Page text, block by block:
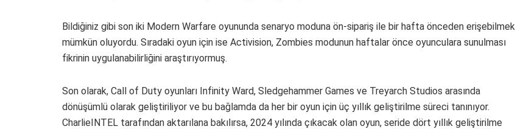
Bildiğiniz gibi son iki Modern Warfare oyununda senaryo moduna ön-sipariş ile bir hafta önceden erişebilmek
mümkün oluyordu. Sıradaki oyun için ise Activision, Zombies modunun haftalar önce oyunculara sunulması
fikrinin uygulanabilirliğini araştırıyormuş.
Son olarak, Call of Duty oyunları Infinity Ward, Sledgehammer Games ve Treyarch Studios arasında
dönüşümlü olarak geliştiriliyor ve bu bağlamda da her bir oyun için üç yıllık geliştirilme süreci tanınıyor.
CharlieINTEL tarafından aktarılana bakılırsa, 2024 yılında çıkacak olan oyun, seride dört yıllık geliştirilme